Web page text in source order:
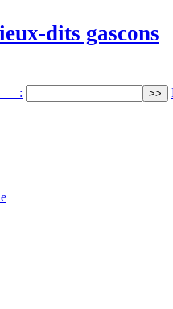
dits gascons
: